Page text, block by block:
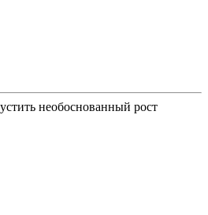
необоснованный рост